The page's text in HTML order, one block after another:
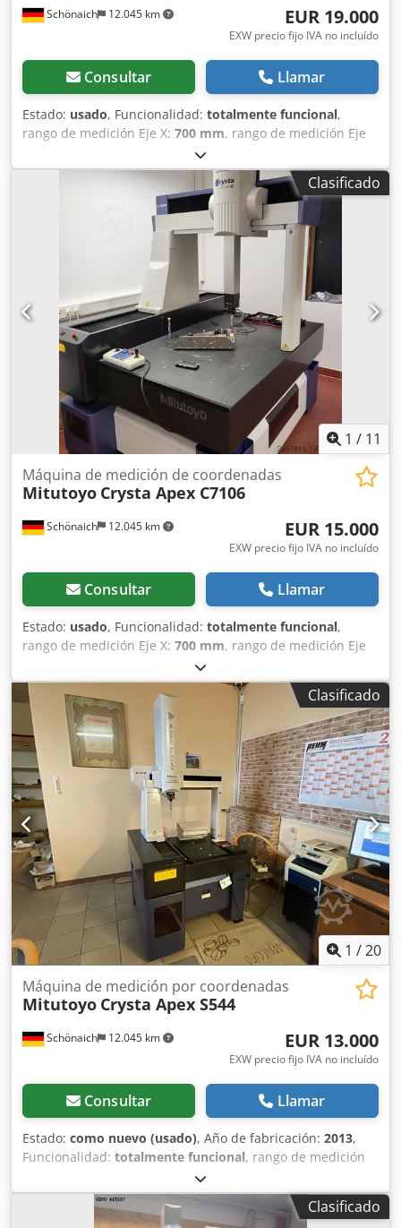
Schönaich 12.045 km EUR 19.000
EXW precio fijo IVA no incluído
Consultar Llamar
Estado: usado, Funcionalidad: totalmente funcional,
rango de medición Eje X: 700 mm, rango de medición Eje
, rango de medición eje Z:
Equipamiento:placa de características disponible,
Máquina de medición por coordenadas Mitutoyo tipo
Crysta Apex C776 Compensación de temperatura en todos
los ejes Recorrido de medición eje X = 700 mm Recorrido
de medición eje Y = 700 mm Recorrido de medición eje Z =
600 mm Incertidumbre de medición = 1,9 + 3L/1000 (µm)
Cabezal de palpado Renishaw PH10MQ Carrusel de
cambio Renishaw SCR200 Codpfx Anewhfh Asvsrf Sensor
Renishaw TP200 Módulos Renishaw TP200 = 6 unidades
Software de medición MCosmos Sistema PC WIN10,
monitor de 27" Esfera de referencia / bola de calibración
Actualización de software opcional Actualización de
hardware opcional Servicio completo bajo petición
Clasificado
1 / 11
Schönaich 12.045 km
Máquina de medición de coordenadas
Mitutoyo Crysta Apex C7106
EUR 15.000
EXW precio fijo IVA no incluído
Consultar Llamar
Estado: usado, Funcionalidad: totalmente funcional,
rango de medición Eje X: 700 mm, rango de medición Eje
, rango de medición eje Z:
Equipamiento:placa de características disponible,
Máquina de medición de coordenadas Mitutoyo tipo Crysta
Apex C7106 Compensación de temperatura de todos los
ejes Sistema de aislamiento activo de vibraciones de BILZ
Rango de medición eje X = 700 mm Rango de medición eje
Y = 1000 mm Crodpfx Anowhb A Nsvjf Rango de medición
eje Z = 600 mm Incertidumbre de medición = 1,9 + 3L/1000
(µm) Sonda Renishaw PH10MQ Bastidor de intercambio
Renishaw SCR200 Sensor Renishaw TP200 Módulos
Renishaw TP200 = 6 piezas Software de medición
MCosmos Sistema de PC WIN10, monitor de 27" Esfera de
referencia / esfera de calibración Actualización de
software opcional Actualización de hardware opcional
Servicio completo bajo petición
Clasificado
1 /20
Schönaich 12.045 km
Máquina de medición por coordenadas
Mitutoyo Crysta Apex S544
EUR 13.000
EXW precio fijo IVA no incluído
Consultar Llamar
Estado: como nuevo (usado), Año de fabricación: 2013,
Funcionalidad: totalmente funcional, rango de medición
, rango de medición Eje Y:
medición eje Z:400 mm, Equipamiento:placa de
características disponible , Máquina de medición deClasificado